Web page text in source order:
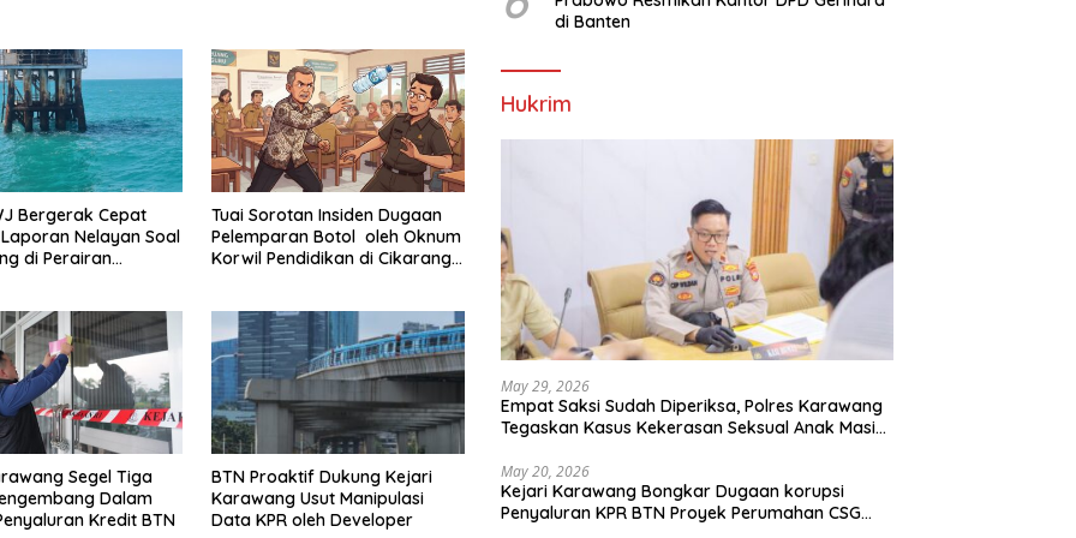
Bergerak Cepat
Nelayan Soal
di Perairan
Tuai Sorotan Insiden Dugaan
Pelemparan Botol oleh Oknum
Korwil Pendidikan di Cikarang
Segel Tiga
Dalam
Kredit BTN
BTN Proaktif Dukung Kejari
Karawang Usut Manipulasi
Data KPR oleh Developer
di Banten
Hukrim
May 29, 2026
Empat Saksi Sudah Diperiksa, Polres Karawang
Tegaskan Kasus Kekerasan Seksual Anak Masih
May 20, 2026
Kejari Karawang Bongkar Dugaan korupsi
Penyaluran KPR BTN Proyek Perumahan CSG